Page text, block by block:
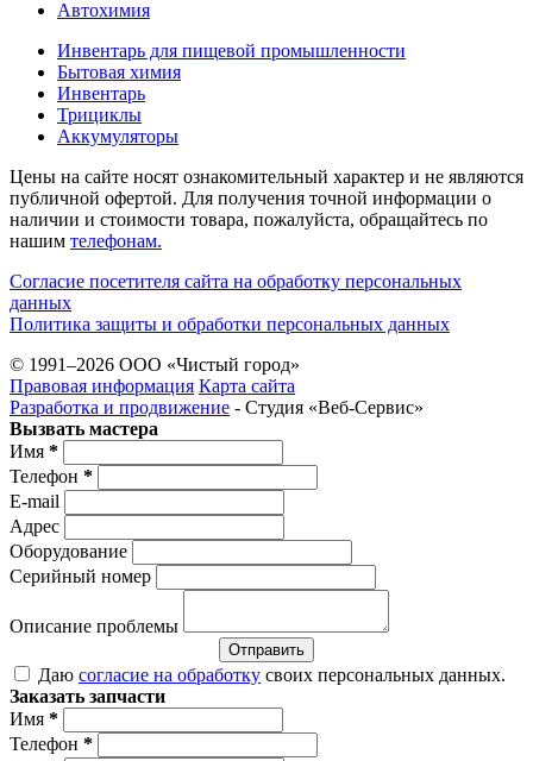
Автохимия
Инвентарь для пищевой промышленности
Бытовая химия
Инвентарь
Трициклы
Аккумуляторы
Цены на сайте носят ознакомительный характер и не являются
публичной офертой. Для получения точной информации о
наличии и стоимости товара, пожалуйста, обращайтесь по
нашим телефонам.
Согласие посетителя сайта на обработку персональных
данных
Политика защиты и обработки персональных данных
© 1991–2026 ООО «Чистый город»
Правовая информация Карта сайта
Разработка и продвижение - Студия «Веб-Cервис»
Вызвать мастера
Имя *
Телефон *
E-mail
Адрес
Оборудование
Серийный номер
Описание проблемы
Отправить
Даю согласие на обработку своих персональных данных.
Заказать запчасти
Имя *
Телефон *